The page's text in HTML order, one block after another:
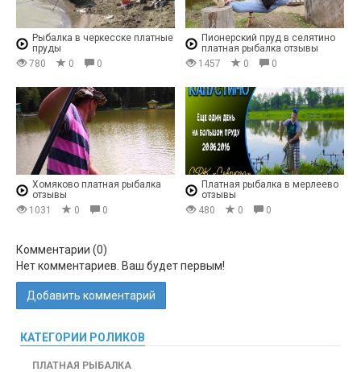
Рыбалка в черкесске платные
пруды
780
0 0
Пионерский пруд в селятино
платная рыбалка отзывы
1457
0 0
Хомяково платная рыбалка
отзывы
1031
0 0
Платная рыбалка в мерлеево
отзывы
480
0 0
Комментарии (0)
Нет комментариев. Ваш будет первым!
Добавить комментарий
КАТЕГОРИИ РОЛИКОВ
ПЛАТНАЯ РЫБАЛКА